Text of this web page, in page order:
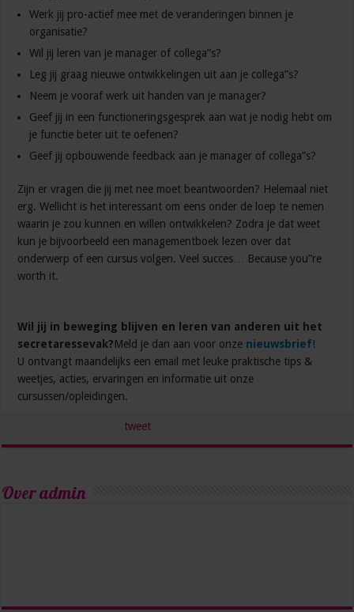
Werk jij pro-actief mee met de veranderingen binnen je
organisatie?
Wil jij leren van je manager of collega”s?
Leg jij graag nieuwe ontwikkelingen uit aan je collega”s?
Neem je vooraf werk uit handen van je manager?
Geef jij in een functioneringsgesprek aan wat je nodig hebt om
je functie beter uit te oefenen?
Geef jij opbouwende feedback aan je manager of collega”s?
Zijn er vragen die jij met nee moet beantwoorden? Helemaal niet
erg. Wellicht is het interessant om eens onder de loep te nemen
waarin je zou kunnen en willen ontwikkelen? Zodra je dat weet
kun je bijvoorbeeld een managementboek lezen over dat
onderwerp of een cursus volgen. Veel succes… Because you”re
worth it.
Wil jij in beweging blijven en leren van anderen uit het
secretaressevak?Meld je dan aan voor onze nieuwsbrief!
U ontvangt maandelijks een email met leuke praktische tips &
weetjes, acties, ervaringen en informatie uit onze
cursussen/opleidingen.
tweet
Over admin